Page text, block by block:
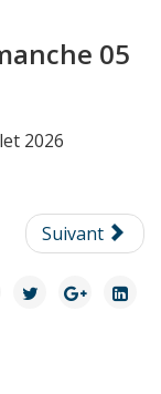
05
2026
Suivant